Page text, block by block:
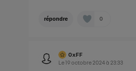
répondre 0
0xFF
Le19 octobre 2024à 23:33